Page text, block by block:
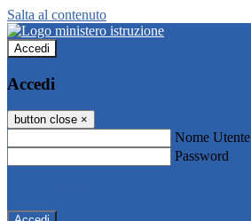
Salta al contenuto
Accedi
Accedi
button close ×
Nome Utente
Password